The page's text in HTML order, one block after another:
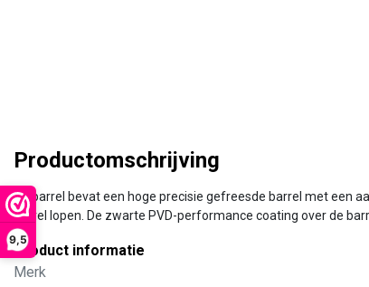
9,5
Productomschrijving
De barrel bevat een hoge precisie gefreesde barrel met een
barrel lopen. De zwarte PVD-performance coating over de
Product informatie
Merk